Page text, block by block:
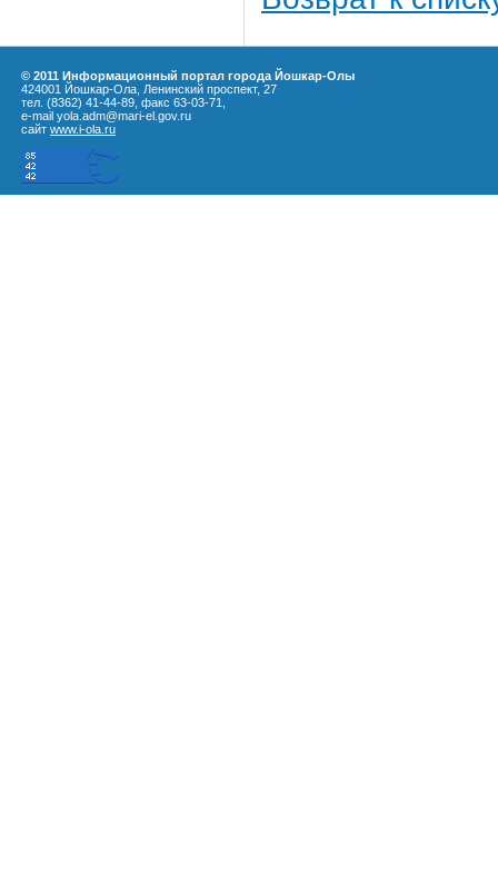
© 2011 Информационный портал города Йошкар-Олы
424001 Йошкар-Ола, Ленинский проспект, 27
тел. (8362) 41-44-89, факс 63-03-71,
e-mail yola.adm@mari-el.gov.ru
сайт www.i-ola.ru